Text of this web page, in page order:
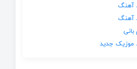
آهنگ
آهنگ
بانی
موزیک جدید